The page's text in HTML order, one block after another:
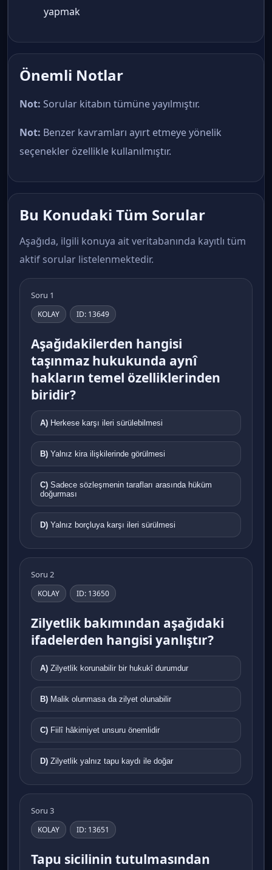
yapmak
Önemli Notlar
Not: Sorular kitabın tümüne yayılmıştır.
Not: Benzer kavramları ayırt etmeye yönelik
seçenekler özellikle kullanılmıştır.
Bu Konudaki Tüm Sorular
Aşağıda, ilgili konuya ait veritabanında kayıtlı tüm
aktif sorular listelenmektedir.
Soru 1
KOLAY ID: 13649
Aşağıdakilerden hangisi
taşınmaz hukukunda aynî
hakların temel özelliklerinden
biridir?
A) Herkese karşı ileri sürülebilmesi
B) Yalnız kira ilişkilerinde görülmesi
C)
doğurması
D) Yalnız borçluya karşı ileri sürülmesi
Soru 2
KOLAY ID: 13650
Zilyetlik bakımından aşağıdaki
ifadelerden hangisi yanlıştır?
A) Zilyetlik korunabilir bir hukukî durumdur
B) Malik olunmasa da zilyet olunabilir
C) Fiilî hâkimiyet unsuru önemlidir
D) Zilyetlik yalnız tapu kaydı ile doğar
Soru 3
KOLAY ID: 13651
Tapu sicilinin tutulmasından